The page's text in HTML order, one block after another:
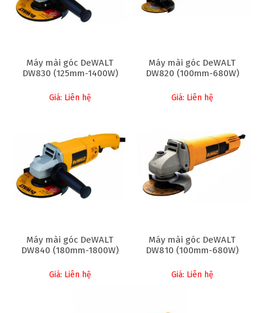
Máy mài góc DeWALT
DW830 (125mm-1400W)
Giá: Liên hệ
Máy mài góc DeWALT
DW820 (100mm-680W)
Giá: Liên hệ
Máy mài góc DeWALT
DW840 (180mm-1800W)
Giá: Liên hệ
Máy mài góc DeWALT
DW810 (100mm-680W)
Giá: Liên hệ